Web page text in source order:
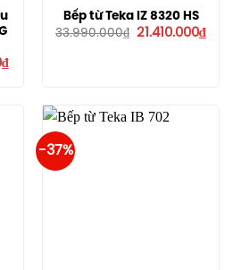
₫Giá
hiện
15.352.000₫.
Bếp từ Teka IZ 8320 HS
33.990.000₫
Giá
21.410.000₫Giá
hiện
-37%